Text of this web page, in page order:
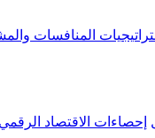
المنافسات
إحصاءات الاقتصاد الرقمي